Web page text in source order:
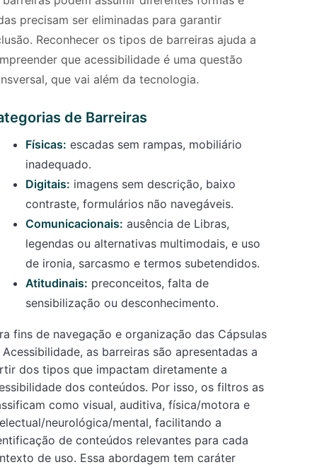
precisam ser eliminadas para garantir
Reconhecer os tipos de barreiras ajuda a
que acessibilidade é uma questão
que vai além da tecnologia.
de Barreiras
Físicas: escadas sem rampas, mobiliário
inadequado.
Digitais: imagens sem descrição, baixo
contraste, formulários não navegáveis.
Comunicacionais: ausência de Libras,
legendas ou alternativas multimodais, e uso
de ironia, sarcasmo e termos subetendidos.
Atitudinais: preconceitos, falta de
sensibilização ou desconhecimento.
fins de navegação e organização das Cápsulas
as barreiras são apresentadas a
dos tipos que impactam diretamente a
dos conteúdos. Por isso, os filtros as
como visual, auditiva, física/motora e
neurológica/mental, facilitando a
de conteúdos relevantes para cada
de uso. Essa abordagem tem caráter